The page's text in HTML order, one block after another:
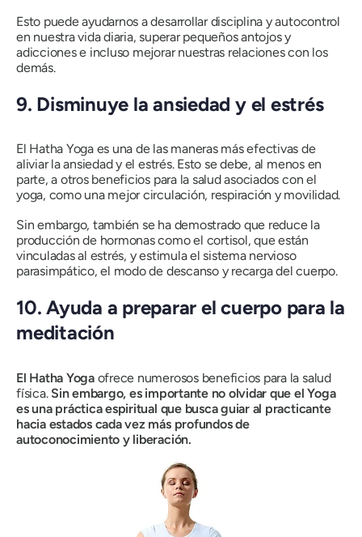
Esto puede ayudarnos a desarrollar disciplina y autocontrol
en nuestra vida diaria, superar pequeños antojos y
adicciones e incluso mejorar nuestras relaciones con los
demás.
9. Disminuye la ansiedad y el estrés
El Hatha Yoga es una de las maneras más efectivas de
aliviar la ansiedad y el estrés. Esto se debe, al menos en
parte, a otros beneficios para la salud asociados con el
yoga, como una mejor circulación, respiración y movilidad.
Sin embargo, también se ha demostrado que reduce la
producción de hormonas como el cortisol, que están
vinculadas al estrés, y estimula el sistema nervioso
parasimpático, el modo de descanso y recarga del cuerpo.
10.Ayuda a preparar el cuerpo para la
meditación
El Hatha Yogaofrece numerosos beneficios para la salud
física. Sin embargo, es importante no olvidar que el Yoga
es una práctica espiritual que busca guiar al practicante
hacia estados cada vez más profundos de
autoconocimiento y liberación.